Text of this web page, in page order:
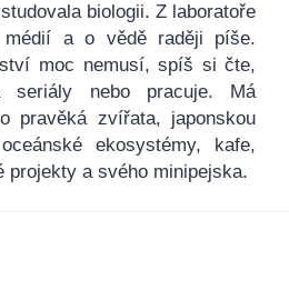
biologii. Z laboratoře
médií a o vědě raději píše.
moc nemusí, spíš si čte,
seriály nebo pracuje. Má
pravěká zvířata, japonskou
ekosystémy, kafe,
projekty a svého minipejska.